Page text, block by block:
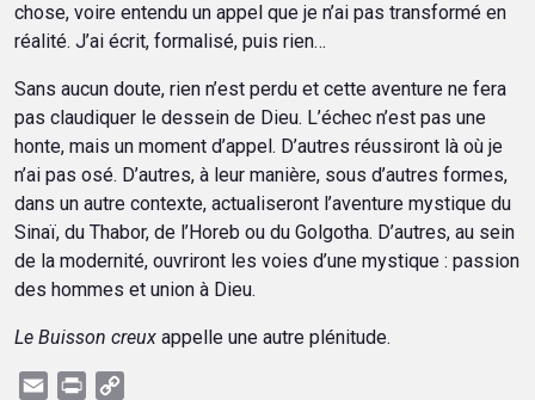
chose, voire entendu un appel que je n’ai pas transformé en
réalité. J’ai écrit, formalisé, puis rien…
Sans aucun doute, rien n’est perdu et cette aventure ne fera
pas claudiquer le dessein de Dieu. L’échec n’est pas une
honte, mais un moment d’appel. D’autres réussiront là où je
n’ai pas osé. D’autres, à leur manière, sous d’autres formes,
dans un autre contexte, actualiseront l’aventure mystique du
Sinaï, du Thabor, de l’Horeb ou du Golgotha. D’autres, au sein
de la modernité, ouvriront les voies d’une mystique : passion
des hommes et union à Dieu.
Le Buisson creux appelle une autre plénitude.
Email Print